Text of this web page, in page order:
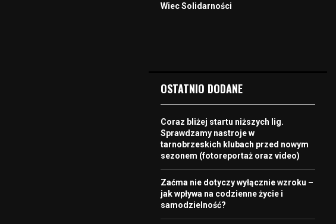
Wiec Solidarności
OSTATNIO DODANE
Coraz bliżej startu niższych lig.
Sprawdzamy nastroje w
tarnobrzeskich klubach przed nowym
sezonem (fotoreportaż oraz video)
Zaćma nie dotyczy wyłącznie wzroku –
jak wpływa na codzienne życie i
samodzielność?